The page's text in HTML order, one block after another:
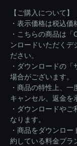
【ご購入について】
・表示価格は税込価
・こちらの商品は
ンロードいただくデ
ださい。
・ダウンロードの
場合がございます。
・商品の特性上、
キャンセル、返金を
・ダウンロードや
なります。
・商品をダウンロ
約している料金プラ